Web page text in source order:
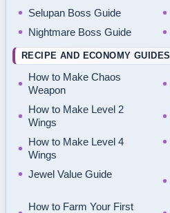
Selupan Boss Guide
Nightmare Boss Guide
RECIPE AND ECONOMY GUIDES
How to Make Chaos
Weapon
How to Make Level 2
Wings
How to Make Level 4
Wings
Jewel Value Guide
How to Farm Your First